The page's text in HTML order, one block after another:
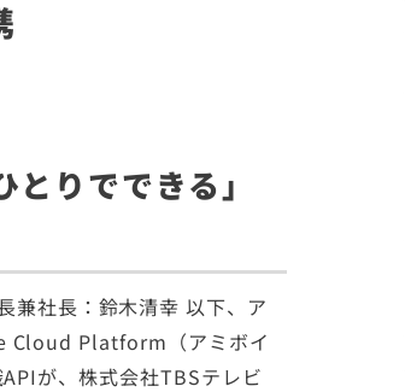
りでできる」
兼社長：鈴木清幸 以下、ア
Cloud Platform（アミボイ
が、株式会社TBSテレビ